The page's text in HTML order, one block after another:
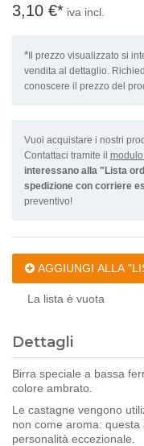
3,10 €* iva incl.
*Il prezzo visualizzato si
vendita al dettaglio.
conoscere il prezzo del
Vuoi acquistare i nostri
Contattaci tramite il
interessano alla "Lista
spedizione con corriere
preventivo!
AGGIUNGI ALLA
La lista è vuota
Dettagli
Birra speciale a bassa
colore ambrato.
Le castagne vengono
non come aroma:
personalità eccezionale.